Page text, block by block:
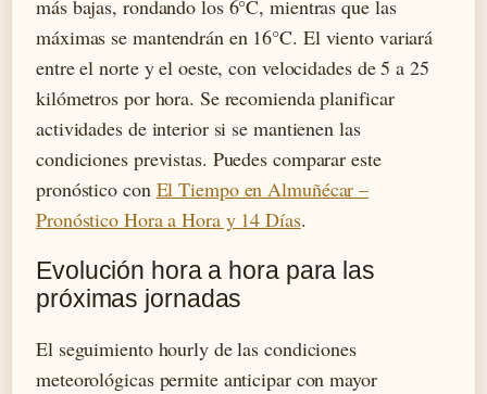
más bajas, rondando los 6°C, mientras que las
máximas se mantendrán en 16°C. El viento variará
entre el norte y el oeste, con velocidades de 5 a 25
kilómetros por hora. Se recomienda planificar
actividades de interior si se mantienen las
condiciones previstas. Puedes comparar este
pronóstico con El Tiempo en Almuñécar –
Pronóstico Hora a Hora y 14 Días.
Evolución hora a hora para las
próximas jornadas
El seguimiento hourly de las condiciones
meteorológicas permite anticipar con mayor